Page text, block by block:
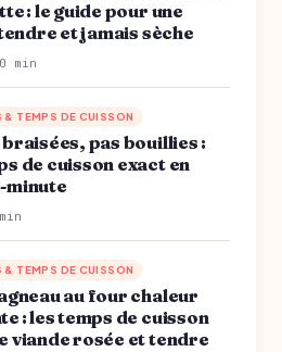
: le guide pour une
et jamais sèche
min
& TEMPS DE CUISSON
braisées, pas bouillies :
de cuisson exact en
& TEMPS DE CUISSON
au four chaleur
: les temps de cuisson
viande rosée et tendre